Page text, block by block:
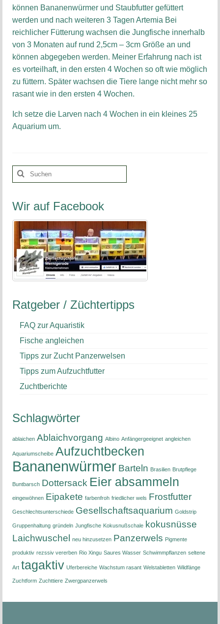
können Bananenwürmer und Staubfutter gefüttert
werden und nach weiteren 3 Tagen Artemia Bei
reichlicher Fütterung wachsen die Jungfische innerhalb
von 3 Monaten auf rund 2,5cm – 3cm Größe an und
können abgegeben werden. Meiner Erfahrung nach ist
es vorteilhaft, in den ersten 4 Wochen so oft wie möglich
zu füttern. Später wachsen die Tiere lange nicht mehr so
rasant wie in den ersten 4 Wochen.
Ich setze die Larven nach 4 Wochen in ein kleines 25
Aquarium um.
Suchen
nach:
Wir auf Facebook
Ratgeber / Züchtertipps
FAQ zur Aquaristik
Fische angleichen
Tipps zur Zucht Panzerwelsen
Tipps zum Aufzuchtfutter
Zuchtberichte
Schlagwörter
ablaichen Ablaichvorgang Albino Anfängergeeignet angleichen
Aquariumscheibe Aufzuchtbecken
Bananenwürmer Barteln Brasilien Brutpflege
Buntbarsch Dottersack Eier absammeln
eingewöhnen Eipakete farbenfroh friedlicher wels Frostfutter
Geschlechtsunterschiede Gesellschaftsaquarium Goldstrip
Gruppenhaltung gründeln Jungfische Kokusnußschale kokusnüsse
Laichwuschel neu hinzusetzen Panzerwels Pigmente
produktiv rezssiv vererben Rio Xingu Saures Wasser Schwimmpflanzen seltene
Art tagaktiv Uferbereiche Wachstum rasant Welstabletten Wildfänge
Zuchtform Zuchttiere Zwergpanzerwels